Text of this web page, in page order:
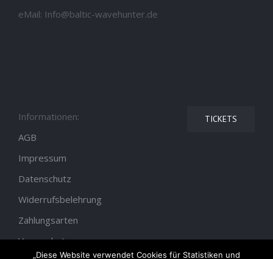
eMail: Info@baltic-wavehunter.de
Informationen: TICKETS
AGB
Impressum
Datenschutz
Widerrufsbelehrung
Zahlungsarten
Versandarten
„Diese Website verwendet Cookies für Statistiken und